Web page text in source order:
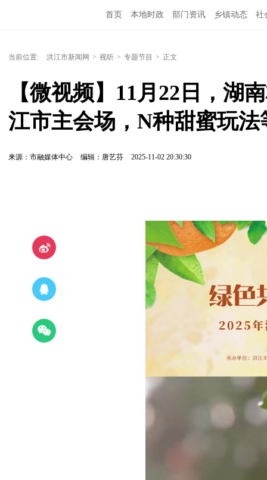
首页 本地时政 部门资讯 乡镇动态 社
当前位置: 洪江市新闻网 > 视听 > 专题节目 > 正文
【微视频】11月22日，湖
江市主会场，N种甜蜜玩
来源：市融媒体中心 编辑：唐艺芬 2025-11-02 20:30:30